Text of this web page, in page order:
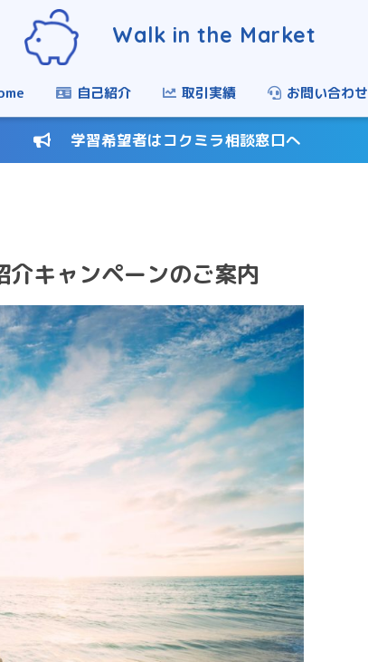
Walk in the Market
自己紹介 取引実績 お問い合わせ
学習希望者はコクミラ相談窓口へ
キャンペーンのご案内